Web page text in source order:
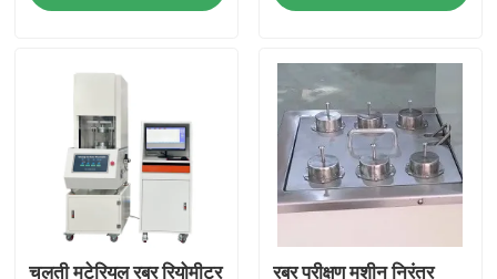
समाचार
मामलों
प्रयोगशाला परीक्षण मशीनें
चलती मटेरियल रबर रियोमीटर रबर परीक्षण मशीन निरंतर